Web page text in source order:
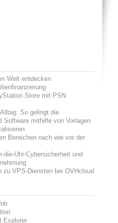
Welt entdecken
Store mit PSN
So gelingt die
Software mithilfe von Vorlagen
Bereichen nach wie vor der
die-Uhr-Cybersicherheit und
zu VPS-Diensten bei OVHcloud
Explorer